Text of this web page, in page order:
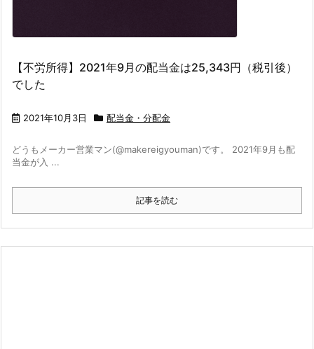
【不労所得】2021年9月の配当金は25,343円（税引後）
でした
2021年10月3日 配当金・分配金
どうもメーカー営業マン(@makereigyouman)です。 2021年9月も配
当金が入 ...
記事を読む